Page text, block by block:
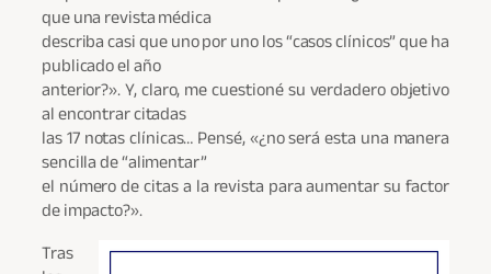
que una revista médica
describa casi que uno por uno los “casos clínicos” que ha
publicado el año
anterior?». Y, claro, me cuestioné su verdadero objetivo
al encontrar citadas
las 17 notas clínicas… Pensé, «¿no será esta una manera
sencilla de “alimentar”
el número de citas a la revista para aumentar su factor
de impacto?».
Tras